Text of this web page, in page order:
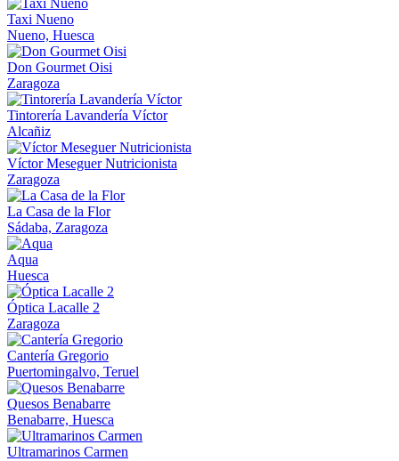
Taxi Nueno
Nueno, Huesca
Don Gourmet Oisi
Zaragoza
Tintorería Lavandería Víctor
Alcañiz
Víctor Meseguer Nutricionista
Zaragoza
La Casa de la Flor
Sádaba, Zaragoza
Aqua
Huesca
Óptica Lacalle 2
Zaragoza
Cantería Gregorio
Puertomingalvo, Teruel
Quesos Benabarre
Benabarre, Huesca
Ultramarinos Carmen